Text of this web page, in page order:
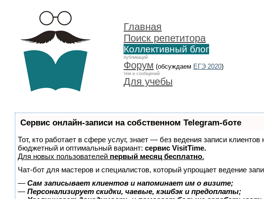
Главная
Поиск репетитора
Коллективный блог
публикаций
Форум (обсуждаем ЕГЭ 2020)
тем и сообщений
Для учебы
Сервис онлайн-записи на собственном Telegram-боте
Тот, кто работает в сфере услуг, знает — без ведения записи
бюджетный и оптимальный вариант: сервис VisitTime.
Для новых пользователей первый месяц бесплатно.
Чат-бот для мастеров и специалистов, который упрощает ведение
— Сам записывает клиентов и напоминает им о визите;
— Персонализирует скидки, чаевые, кэшбэк и предоплаты;